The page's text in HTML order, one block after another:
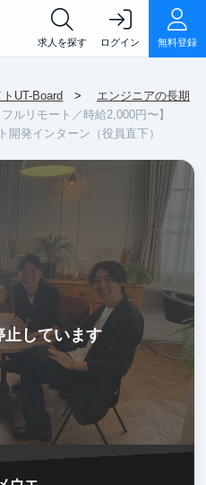
求人を探す ログイン 無料登録
UT-Board
エンジニアの長期
フルリモート／時給2,000円〜】
発インターン（役員直下）
止しています